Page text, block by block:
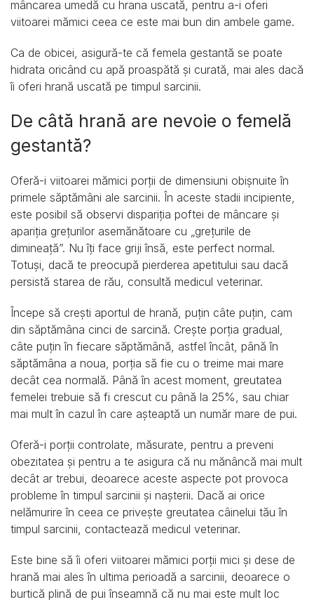
mâncarea umedă cu hrana uscată, pentru a-i oferi
viitoarei mămici ceea ce este mai bun din ambele game.
Ca de obicei, asigură-te că femela gestantă se poate
hidrata oricând cu apă proaspătă și curată, mai ales dacă
îi oferi hrană uscată pe timpul sarcinii.
De câtă hrană are nevoie o femelă
gestantă?
Oferă-i viitoarei mămici porții de dimensiuni obișnuite în
primele săptămâni ale sarcinii. În aceste stadii incipiente,
este posibil să observi dispariția poftei de mâncare și
apariția grețurilor asemănătoare cu „grețurile de
dimineață”. Nu îți face griji însă, este perfect normal.
Totuși, dacă te preocupă pierderea apetitului sau dacă
persistă starea de rău, consultă medicul veterinar.
Începe să crești aportul de hrană, puțin câte puțin, cam
din săptămâna cinci de sarcină. Crește porția gradual,
câte puțin în fiecare săptămână, astfel încât, până în
săptămâna a noua, porția să fie cu o treime mai mare
decât cea normală. Până în acest moment, greutatea
femelei trebuie să fi crescut cu până la 25%, sau chiar
mai mult în cazul în care așteaptă un număr mare de pui.
Oferă-i porții controlate, măsurate, pentru a preveni
obezitatea și pentru a te asigura că nu mănâncă mai mult
decât ar trebui, deoarece aceste aspecte pot provoca
probleme în timpul sarcinii și nașterii. Dacă ai orice
nelămurire în ceea ce privește greutatea câinelui tău în
timpul sarcinii, contactează medicul veterinar.
Este bine să îi oferi viitoarei mămici porții mici și dese de
hrană mai ales în ultima perioadă a sarcinii, deoarece o
burtică plină de pui înseamnă că nu mai este mult loc